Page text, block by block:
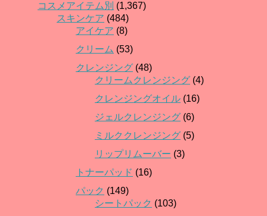
コスメアイテム別 (1,367)
スキンケア (484)
アイケア (8)
クリーム (53)
クレンジング (48)
クリームクレンジング (4)
クレンジングオイル (16)
ジェルクレンジング (6)
ミルククレンジング (5)
リップリムーバー (3)
トナーパッド (16)
パック (149)
シートパック (103)